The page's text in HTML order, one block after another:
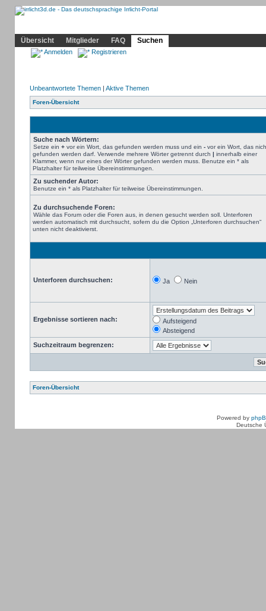
Übersicht
Mitglieder FAQ Suchen
Anmelden Registrieren
Unbeantwortete Themen| Aktive Themen
Foren-Übersicht
Suche nach Wörtern:
Setze ein +vor ein Wort, das gefunden werden muss und ein -vor ein Wort, das
gefunden werden darf. Verwende mehrere Wörter getrennt durch | innerhalb einer
Klammer, wenn nur eines der Wörter gefunden werden muss. Benutze ein * als
Platzhalter für teilweise Übereinstimmungen.
Zu suchender Autor:
Benutze ein * als Platzhalter für teilweise Übereinstimmungen.
Zu durchsuchende Foren:
Wähle das Forum oder die Foren aus, in denen gesucht werden soll. Unterforen
werden automatisch mit durchsucht, sofern du die Option „Unterforen durchsuchen“
unten nicht deaktivierst.
Unterforen durchsuchen: Ja Nein
Ergebnisse sortieren nach:
Aufsteigend
Absteigend
Suchzeitraum begrenzen:
Foren-Übersicht
Powered by
Deutsche